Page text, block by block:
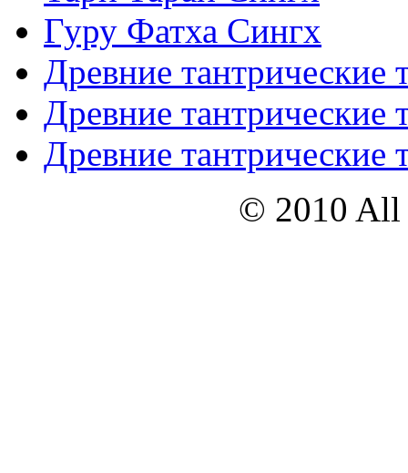
Гуру Фатха Сингх
Древние тантрические
Древние тантрические
Древние тантрические
© 2010 All